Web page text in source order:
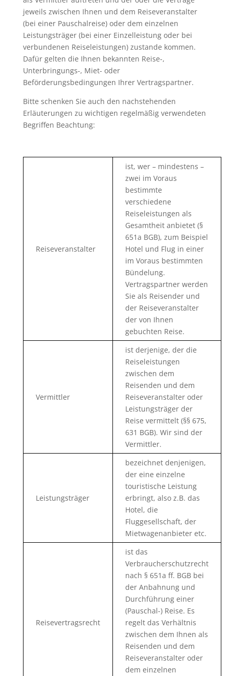
jeweils zwischen Ihnen und dem Reiseveranstalter
(bei einer Pauschalreise) oder dem einzelnen
Leistungsträger (bei einer Einzelleistung oder bei
verbundenen Reiseleistungen) zustande kommen.
Dafür gelten die Ihnen bekannten Reise-,
Unterbringungs-, Miet- oder
Beförderungsbedingungen Ihrer Vertragspartner.
Bitte schenken Sie auch den nachstehenden
Erläuterungen zu wichtigen regelmäßig verwendeten
Begriffen Beachtung:
Reiseveranstalter
ist, wer – mindestens –
zwei im Voraus
bestimmte
verschiedene
Reiseleistungen als
Gesamtheit anbietet (§
651a BGB), zum Beispiel
Hotel und Flug in einer
im Voraus bestimmten
Bündelung.
Vertragspartner werden
Sie als Reisender und
der Reiseveranstalter
der von Ihnen
gebuchten Reise.
Vermittler
ist derjenige, der die
Reiseleistungen
zwischen dem
Reisenden und dem
Reiseveranstalter oder
Leistungsträger der
Reise vermittelt (§§ 675,
631 BGB). Wir sind der
Vermittler.
Leistungsträger
bezeichnet denjenigen,
der eine einzelne
touristische Leistung
erbringt, also z.B. das
Hotel, die
Fluggesellschaft, der
Mietwagenanbieter etc.
Reisevertragsrecht
ist das
Verbraucherschutzrecht
nach § 651a ff. BGB bei
der Anbahnung und
Durchführung einer
(Pauschal-) Reise. Es
regelt das Verhältnis
zwischen dem Ihnen als
Reisenden und dem
Reiseveranstalter oder
dem einzelnen